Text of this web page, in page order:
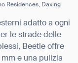
Residences, Daxing
adatto a ogni
le strade delle
Beetle offre
e una pulizia